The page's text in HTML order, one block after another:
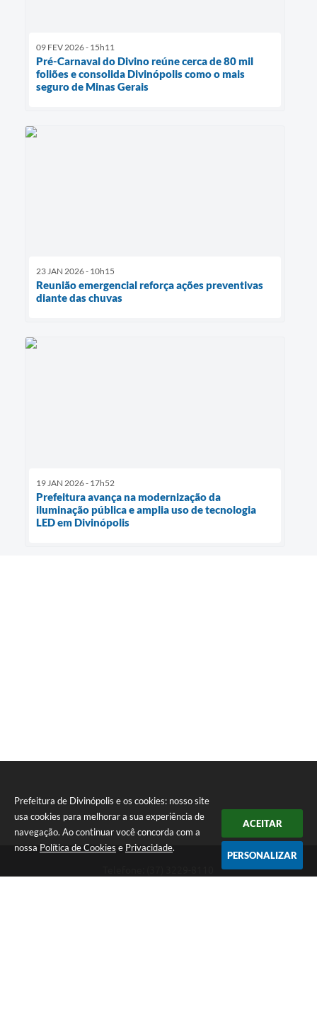
Prefeitura de Divinópolis e os cookies: nosso site
usa cookies para melhorar a sua experiência de
navegação. Ao continuar você concorda com a
nossa Política de Cookies e Privacidade.
ACEITAR
PERSONALIZAR
09 FEV 2026 - 15h11
Pré-Carnaval do Divino reúne cerca de 80 mil
foliões e consolida Divinópolis como o mais
seguro de Minas Gerais
23 JAN 2026 - 10h15
Reunião emergencial reforça ações preventivas
diante das chuvas
19 JAN 2026 - 17h52
Prefeitura avança na modernização da
iluminação pública e amplia uso de tecnologia
LED em Divinópolis